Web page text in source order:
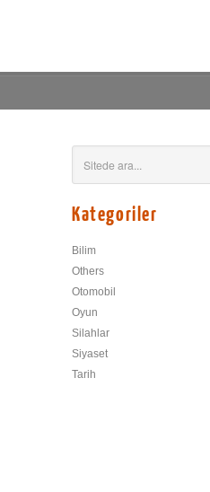
Kategoriler
Bilim
Others
Otomobil
Oyun
Silahlar
Siyaset
Tarih